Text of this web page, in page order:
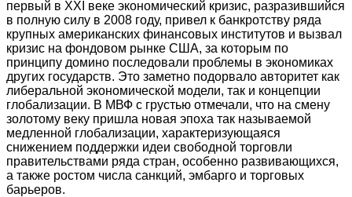
первый в XXI веке экономический кризис, разразившийся
в полную силу в 2008 году, привел к банкротству ряда
крупных американских финансовых институтов и вызвал
кризис на фондовом рынке США, за которым по
принципу домино последовали проблемы в экономиках
других государств. Это заметно подорвало авторитет как
либеральной экономической модели, так и концепции
глобализации. В МВФ с грустью отмечали, что на смену
золотому веку пришла новая эпоха так называемой
медленной глобализации, характеризующаяся
снижением поддержки идеи свободной торговли
правительствами ряда стран, особенно развивающихся,
а также ростом числа санкций, эмбарго и торговых
барьеров.